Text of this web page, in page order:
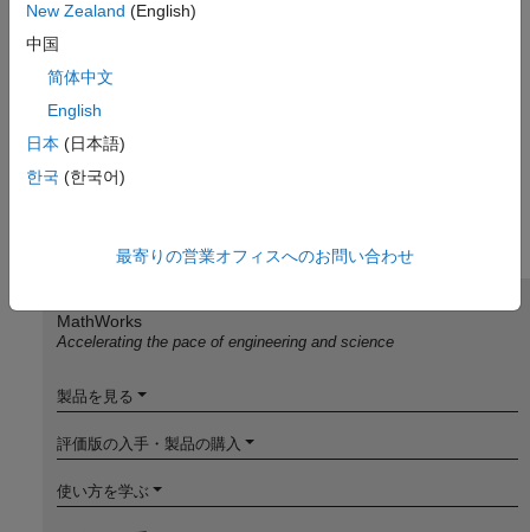
New Zealand (English)
中国
简体中文
English
日本 (日本語)
한국 (한국어)
最寄りの営業オフィスへのお問い合わせ
MathWorks
Accelerating the pace of engineering and science
製品を見る
評価版の入手・製品の購入
使い方を学ぶ